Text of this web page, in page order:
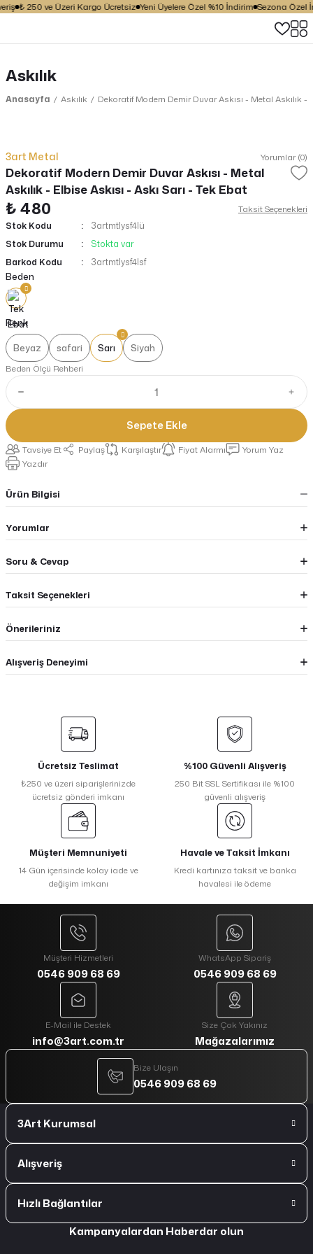
₺ 250 ve Üzeri Kargo Ücretsiz Yeni Üyelere Özel %10 İndirim Sezona Özel
Askılık
Anasayfa Askılık Dekoratif Modern Demir Duvar Askısı - Metal Askılık -
3art Metal Yorumlar (0)
Dekoratif Modern Demir Duvar Askısı - Metal
Askılık - Elbise Askısı - Askı Sarı - Tek Ebat
₺ 480
Taksit Seçenekleri
Stok Kodu
3artmtlysf4lü
Stok Durumu
Stokta var
Barkod Kodu
3artmtlysf4lsf
Beden
Renk
Beyaz
safari Sarı Siyah
Beden Ölçü Rehberi
Sepete Ekle
Tavsiye Et Paylaş Karşılaştır Fiyat Alarmı
Yorum Yaz
Yazdır
Ürün Bilgisi
Yorumlar
Soru & Cevap
Taksit Seçenekleri
Önerileriniz
Alışveriş Deneyimi
Ücretsiz Teslimat
₺250 ve üzeri siparişlerinizde
ücretsiz gönderi imkanı
%100 Güvenli Alışveriş
250 Bit SSL Sertifikası ile %100
güvenli alışveriş
Müşteri Memnuniyeti
14 Gün içerisinde kolay iade ve
değişim imkanı
Havale ve Taksit İmkanı
Kredi kartınıza taksit ve banka
havalesi ile ödeme
Müşteri Hizmetleri
0546 909 68 69
WhatsApp Sipariş
0546 909 68 69
E-Mail ile Destek
info@3art.com.tr
Size Çok Yakınız
Mağazalarımız
Bize Ulaşın
0546 909 68 69
3Art Kurumsal
Alışveriş
Hızlı Bağlantılar
Kampanyalardan Haberdar olun